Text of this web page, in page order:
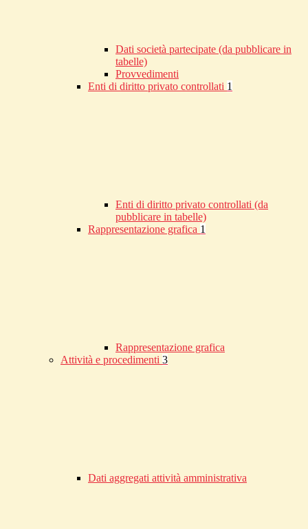
Dati società partecipate (da pubblicare in
tabelle)
Provvedimenti
Enti di diritto privato controllati 1
Enti di diritto privato controllati (da
pubblicare in tabelle)
Rappresentazione grafica 1
Rappresentazione grafica
Attività e procedimenti 3
Dati aggregati attività amministrativa